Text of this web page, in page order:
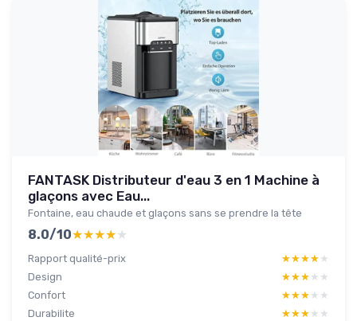
FANTASK Distributeur d'eau 3 en 1 Machine à
glaçons avec Eau...
Fontaine, eau chaude et glaçons sans se prendre la tête
8.0/10★★★★★
★★★★★
Rapport qualité-prix ★★★★★
★★★★★
Design
★★★★★
★★★★★
Confort
★★★★★
★★★★★
Durabilite
★★★★★
★★★★★